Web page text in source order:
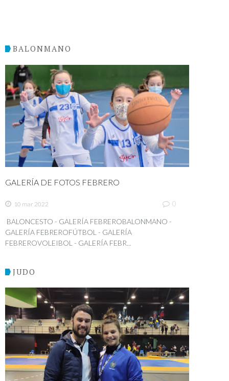
BALONMANO
GALERÍA DE FOTOS FEBRERO
10 mar 2022 0
BALONCESTO - GALERÍA FEBREROBALONMANO -
GALERÍA FEBREROFÚTBOL - GALERÍA
FEBREROVOLEIBOL - GALERÍA FEBR...
JUDO